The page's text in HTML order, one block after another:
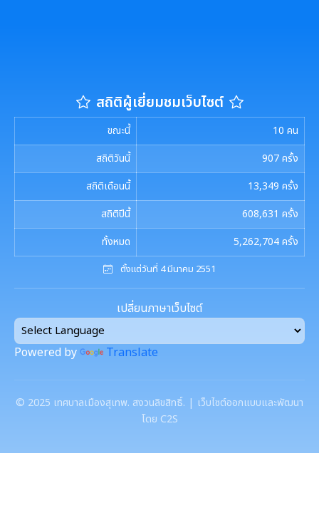
สถิติผู้เยี่ยมชมเว็บไซต์
ขณะนี้ 10 คน
สถิติวันนี้
907ครั้ง
สถิติเดือนนี้
13,349 ครั้ง
สถิติปีนี้
608,631 ครั้ง
ทั้งหมด
5,262,704ครั้ง
ตั้งแต่วันที่ 4 มีนาคม 2551
เปลี่ยนภาษาเว็บไซต์
Powered by Translate
© 2025 เทศบาลเมืองสุเทพ. สงวนลิขสิทธิ์. | เว็บไซต์ออกแบบและพัฒนา
โดย C2S